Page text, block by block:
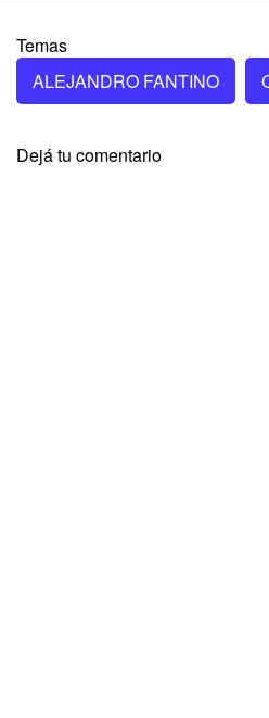
Temas
ALEJANDRO FANTINO
Dejá tu comentario